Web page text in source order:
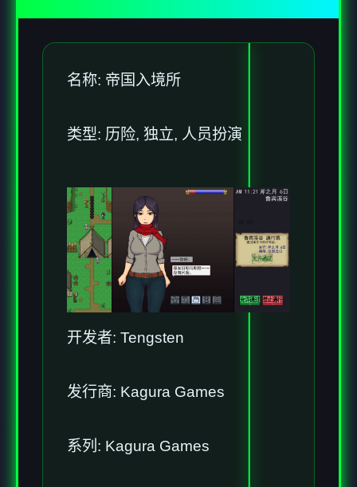
名称: 帝国入境所
类型: 历险, 独立, 人员扮演
开发者: Tengsten
发行商: Kagura Games
系列: Kagura Games